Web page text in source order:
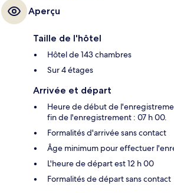
Aperçu
Taille de l'hôtel
Hôtel de 143 chambres
Sur 4 étages
Arrivée et départ
Heure de début de
fin de l'enregistrement : 07 h 00.
Formalités d'arrivée sans contact
Âge minimum pour effectuer
L'heure de départ est 12 h 00
Formalités de départ sans contact